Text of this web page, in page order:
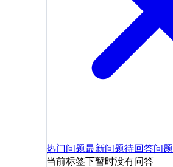
热门问题最新问题待回答问题
当前标签下暂时没有问答